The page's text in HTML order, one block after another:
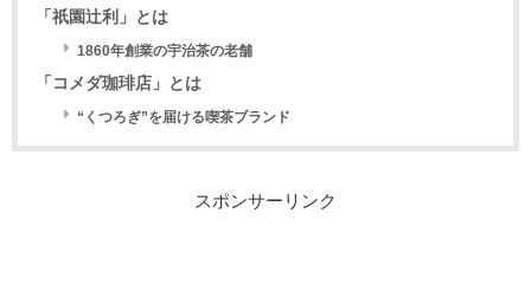
「祇園辻利」とは
1860年創業の宇治茶の老舗
「コメダ珈琲店」とは
“くつろぎ”を届ける喫茶ブランド
スポンサーリンク